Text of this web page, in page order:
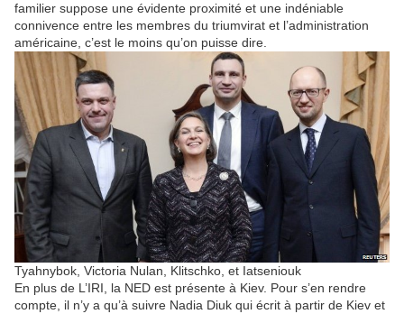
familier suppose une évidente proximité et une indéniable
connivence entre les membres du triumvirat et l’administration
américaine, c’est le moins qu’on puisse dire.
Tyahnybok, Victoria Nulan, Klitschko, et Iatseniouk
En plus de L’IRI, la NED est présente à Kiev. Pour s’en rendre
compte, il n’y a qu’à suivre Nadia Diuk qui écrit à partir de Kiev et